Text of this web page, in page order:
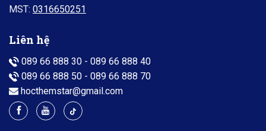
MST: 0316650251
Liên hệ
089 66 888 30 - 089 66 888 40
089 66 888 50 - 089 66 888 70
hocthemstar@gmail.com